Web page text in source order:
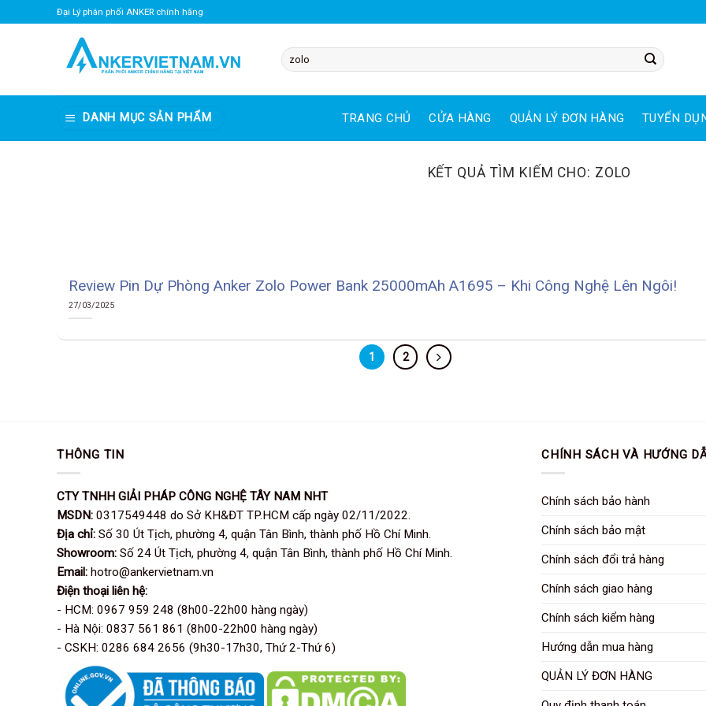
qua
Đại Lý phân phối ANKER chính hãng
Tìm
kiếm:
DANH MỤC SẢN PHẨM TRANG CHỦ CỬA HÀNG QUẢN LÝ ĐƠN HÀNG TUYỂN
KẾT QUẢ TÌM KIẾM CHO: ZOLO
Review Pin Dự Phòng Anker Zolo Power Bank 25000mAh A1695 – Khi Công Nghệ Lên Ngôi!
27/03/2025
1 2
THÔNG TIN
CTY TNHH GIẢI PHÁP CÔNG NGHỆ TÂY NAM NHT
MSDN: 0317549448 do Sở KH&ĐT TP.HCM cấp ngày 02/11/2022.
Địa chỉ: Số 30 Út Tịch, phường 4, quận Tân Bình, thành phố Hồ Chí Minh.
Showroom: Số 24 Út Tịch, phường 4, quận Tân Bình, thành phố Hồ Chí Minh.
Email: hotro@ankervietnam.vn
Điện thoại liên hệ:
- HCM: 0967 959 248 (8h00-22h00 hàng ngày)
- Hà Nội: 0837 561 861 (8h00-22h00 hàng ngày)
- CSKH: 0286 684 2656 (9h30-17h30, Thứ 2-Thứ 6)
CHÍNH SÁCH VÀ HƯỚNG
Chính sách bảo hành
Chính sách bảo mật
Chính sách đổi trả hàng
Chính sách giao hàng
Chính sách kiểm hàng
Hướng dẫn mua hàng
QUẢN LÝ ĐƠN HÀNG